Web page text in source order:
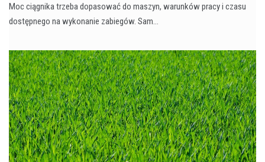
Moc ciągnika trzeba dopasować do maszyn, warunków pracy i czasu
dostępnego na wykonanie zabiegów. Sam…